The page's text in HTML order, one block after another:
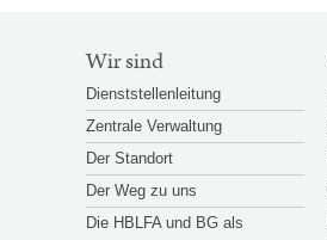
SITEMAP-
NAVIGATION
Wir sind
Dienststellenleitung
Zentrale Verwaltung
Der Standort
Der Weg zu uns
Die HBLFA und BG als